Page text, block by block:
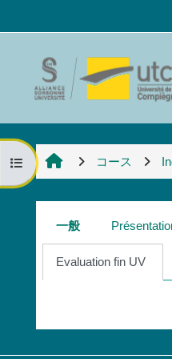
コースインデックスを開く
コース
セクショ
一般
Evaluation fin UV